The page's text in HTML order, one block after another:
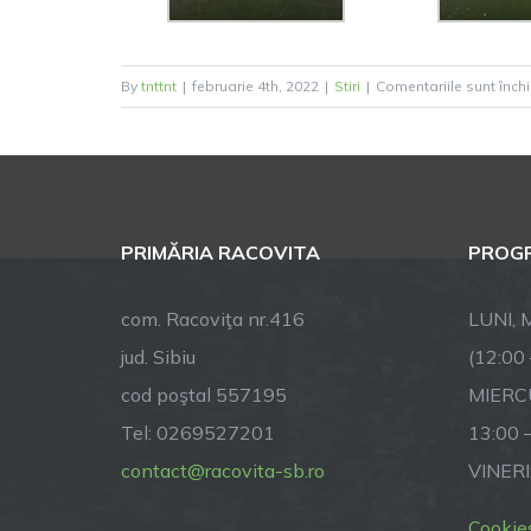
By tnttnt | februarie 4th, 2022 | Stiri | Comentariile sunt
PRIMĂRIA RACOVITA
com. Racoviţa nr.416
jud. Sibiu
cod poştal 557195
Tel: 0269527201
contact@racovita-sb.ro
LUNI,
(12:00
13:00